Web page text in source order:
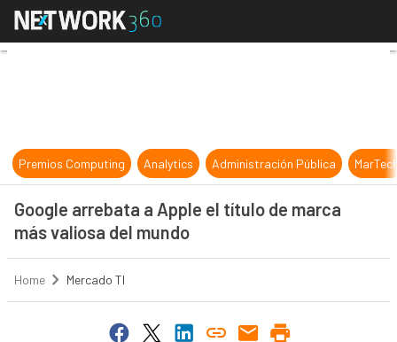
Google arrebata a Apple el título
Premios Computing Analytics Administración Pública
Google arrebata a Apple el título de marca
más valiosa del mundo
Home Mercado TI